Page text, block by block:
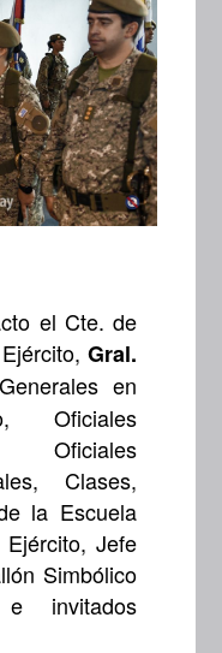
el Cte. de
Gral.
en
Oficiales
Oficiales
Clases,
la Escuela
Jefe
Simbólico
e invitados